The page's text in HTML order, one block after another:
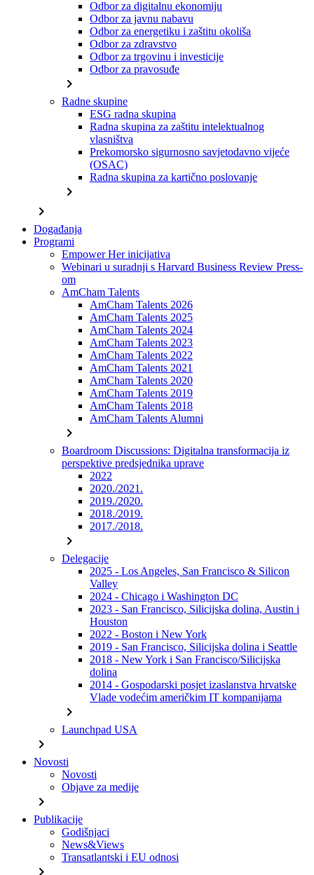
Odbor za digitalnu ekonomiju
Odbor za javnu nabavu
Odbor za energetiku i zaštitu okoliša
Odbor za zdravstvo
Odbor za trgovinu i investicije
Odbor za pravosuđe
chevron_right
Radne skupine
ESG radna skupina
Radna skupina za zaštitu intelektualnog
vlasništva
Prekomorsko sigurnosno savjetodavno vijeće
(OSAC)
Radna skupina za kartično poslovanje
chevron_right
chevron_right
Događanja
Programi
Empower Her inicijativa
Webinari u suradnji s Harvard Business Review Press-
om
AmCham Talents
AmCham Talents 2026
AmCham Talents 2025
AmCham Talents 2024
AmCham Talents 2023
AmCham Talents 2022
AmCham Talents 2021
AmCham Talents 2020
AmCham Talents 2019
AmCham Talents 2018
AmCham Talents Alumni
chevron_right
Boardroom Discussions: Digitalna transformacija iz
perspektive predsjednika uprave
2022
2020./2021.
2019./2020.
2018./2019.
2017./2018.
chevron_right
Delegacije
2025 - Los Angeles, San Francisco & Silicon
Valley
2024 - Chicago i Washington DC
2023 - San Francisco, Silicijska dolina, Austin i
Houston
2022 - Boston i New York
2019 - San Francisco, Silicijska dolina i Seattle
2018 - New York i San Francisco/Silicijska
dolina
2014 - Gospodarski posjet izaslanstva hrvatske
Vlade vodećim američkim IT kompanijama
chevron_right
Launchpad USA
chevron_right
Novosti
Novosti
Objave za medije
chevron_right
Publikacije
Godišnjaci
News&Views
Transatlantski i EU odnosi